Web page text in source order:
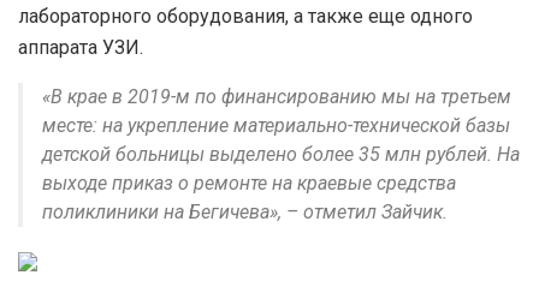
лабораторного оборудования, а также еще одного
аппарата УЗИ.
«В крае в 2019-м по финансированию мы на третьем
месте: на укрепление материально-технической базы
детской больницы выделено более 35 млн рублей. На
выходе приказ о ремонте на краевые средства
поликлиники на Бегичева», – отметил Зайчик.